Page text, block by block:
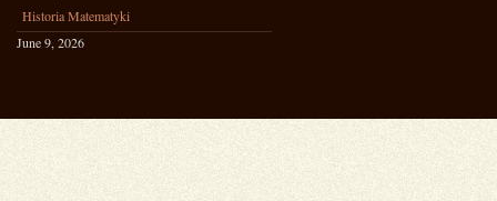
Historia Matematyki
June 9, 2026